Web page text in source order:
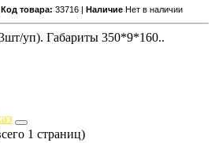
Код товара: 33716 | Наличие Нет в наличии
уп). Габариты 350*9*160..
1 страниц)